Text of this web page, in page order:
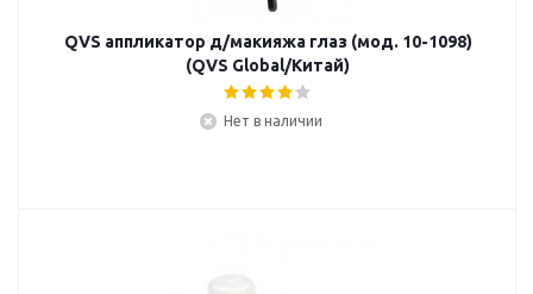
QVS аппликатор д/макияжа глаз (мод. 10-1098)
(QVS Global/Китай)
Нет в наличии